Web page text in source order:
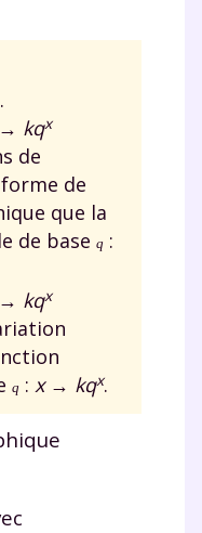
kqx
de
de
que la
de base q :
kqx
q : x→ kqx.